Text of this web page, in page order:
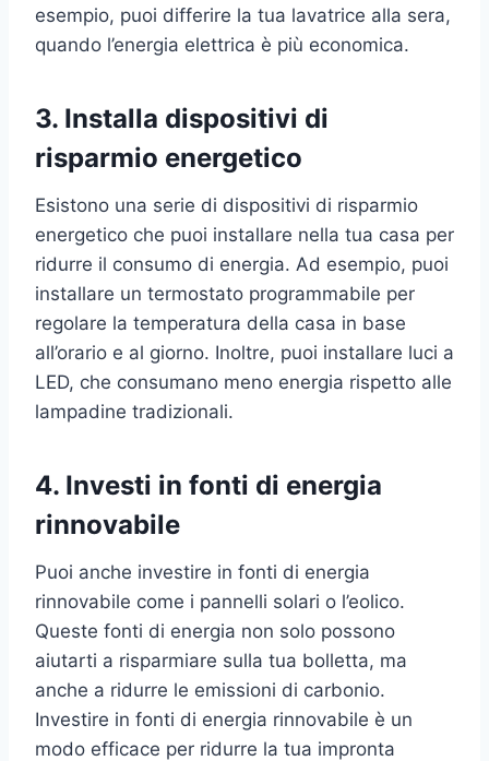
esempio, puoi differire la tua lavatrice alla sera,
quando l’energia elettrica è più economica.
3. Installa dispositivi di
risparmio energetico
Esistono una serie di dispositivi di risparmio
energetico che puoi installare nella tua casa per
ridurre il consumo di energia. Ad esempio, puoi
installare un termostato programmabile per
regolare la temperatura della casa in base
all’orario e al giorno. Inoltre, puoi installare luci a
LED, che consumano meno energia rispetto alle
lampadine tradizionali.
4. Investi in fonti di energia
rinnovabile
Puoi anche investire in fonti di energia
rinnovabile come i pannelli solari o l’eolico.
Queste fonti di energia non solo possono
aiutarti a risparmiare sulla tua bolletta, ma
anche a ridurre le emissioni di carbonio.
Investire in fonti di energia rinnovabile è un
modo efficace per ridurre la tua impronta